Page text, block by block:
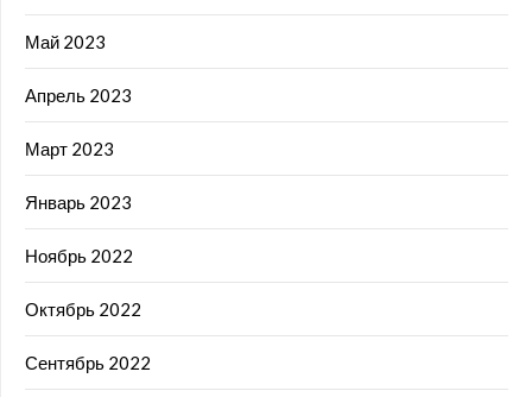
Май 2023
Апрель 2023
Март 2023
Январь 2023
Ноябрь 2022
Октябрь 2022
Сентябрь 2022